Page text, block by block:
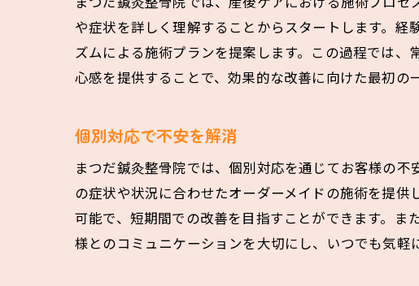
骨
や症状を詳しく理解することからスタートします。
ズムによる施術プランを提案します。この過程では
心感を提供することで、効果的な改善に向けた最初の
個別対応で不安を解消
まつだ鍼灸整骨院では、個別対応を通じてお客様の
の症状や状況に合わせたオーダーメイドの施術を提
可能で、短期間での改善を目指すことができます。
様とのコミュニケーションを大切にし、いつでも気軽